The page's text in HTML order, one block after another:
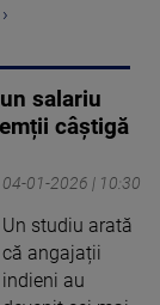
›
salariu
câștigă
04-01-2026 | 10:30
Un studiu arată
că angajații
indieni au